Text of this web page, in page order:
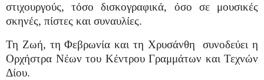
στιχουργούς, τόσο δισκογραφικά, όσο σε μουσικές
σκηνές, πίστες και συναυλίες.
Τη Ζωή, τη Φεβρωνία και τη Χρυσάνθη
συνοδεύει η
Ορχήστρα Νέων του Κέντρου Γραμμάτων και Τεχνών
Δίου.